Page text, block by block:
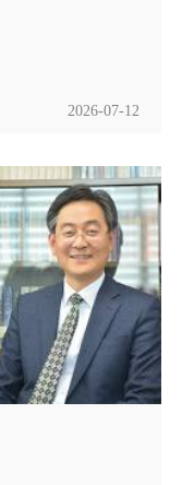
2026-07-12